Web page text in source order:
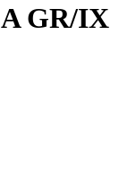
GR/IX